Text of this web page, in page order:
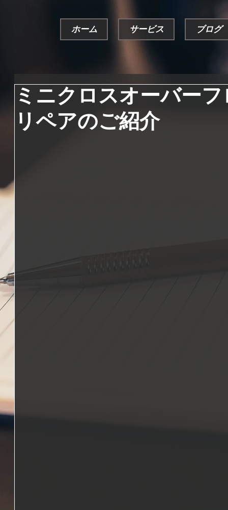
ホーム サービス ブログ
ミニクロスオーバー
リペアのご紹介